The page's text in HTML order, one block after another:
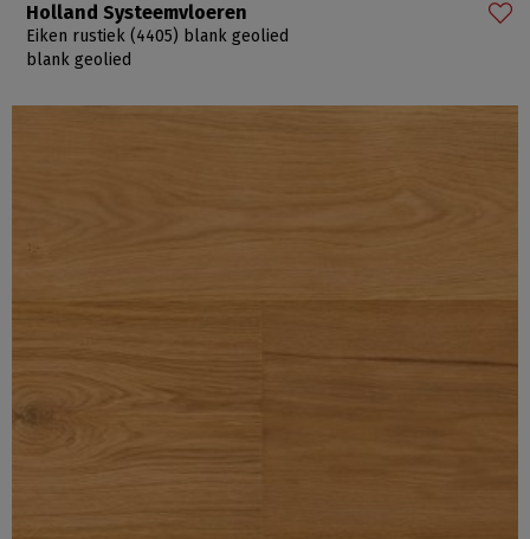
Holland Systeemvloeren
Eiken rustiek (4405) blank geolied
blank geolied